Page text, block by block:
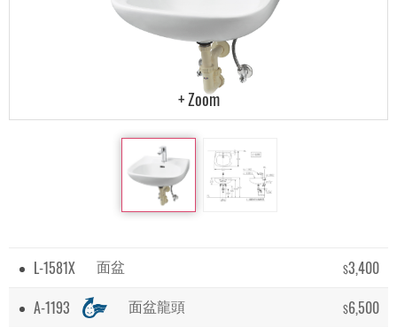
L-1581X 面盆 $3,400
A-1193
面盆龍頭 $6,500